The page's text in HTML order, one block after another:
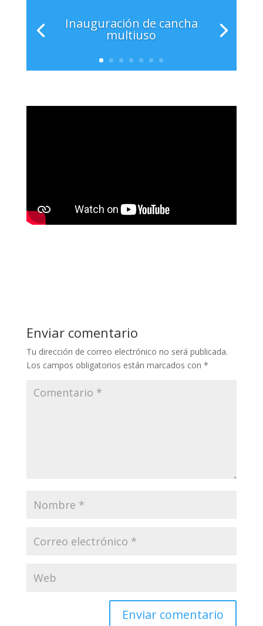
Inauguración de cancha
multiuso
Enviar comentario
Tu dirección de correo electrónico no será publicada.
Los campos obligatorios están marcados con *